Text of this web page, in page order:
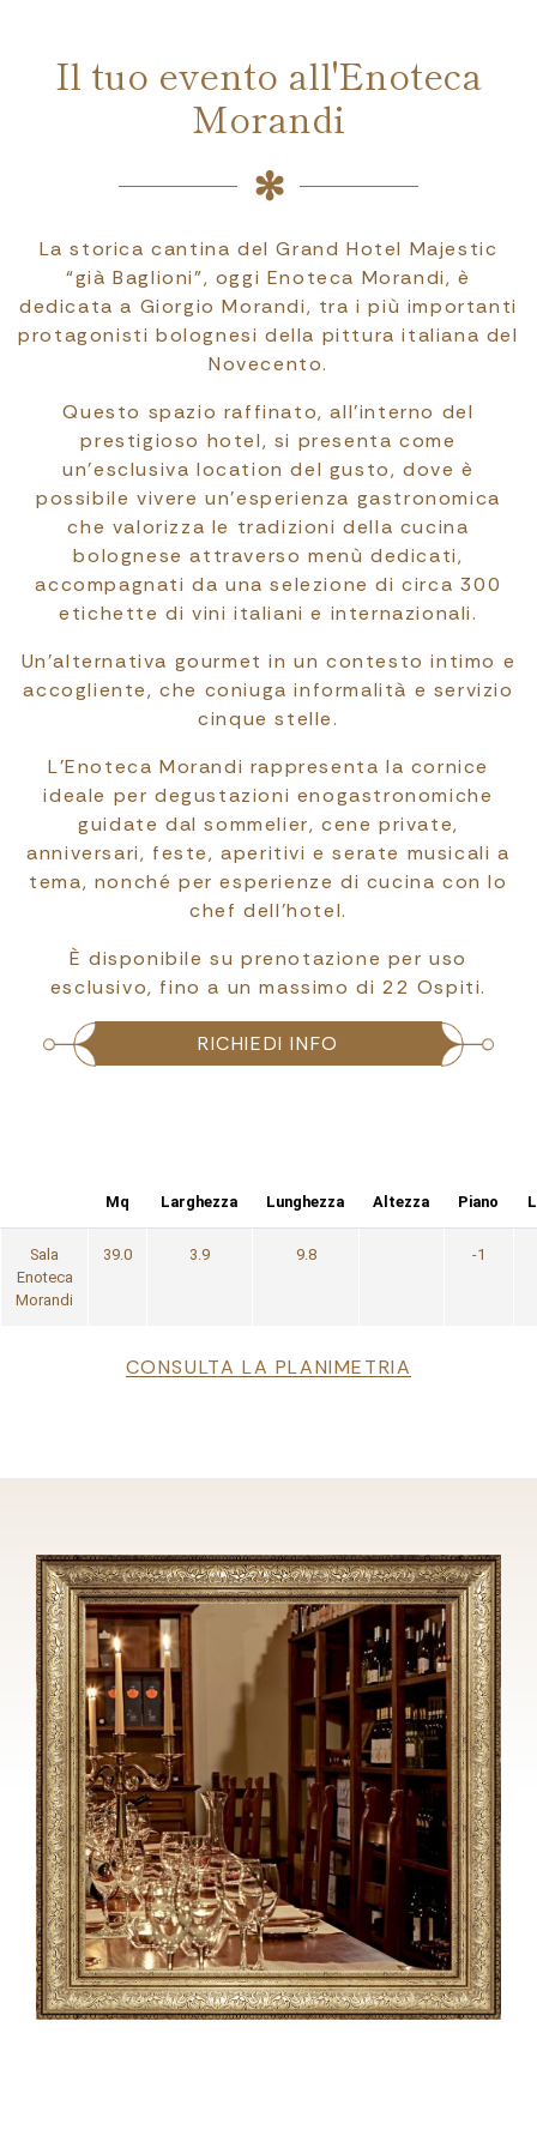
Il tuo evento all'Enoteca
Morandi
La storica cantina del Grand Hotel Majestic
“già Baglioni”, oggi Enoteca Morandi, è
dedicata a Giorgio Morandi, tra i più importanti
protagonisti bolognesi della pittura italiana del
Novecento.
Questo spazio raffinato, all’interno del
prestigioso hotel, si presenta come
un’esclusiva location del gusto, dove è
possibile vivere un’esperienza gastronomica
che valorizza le tradizioni della cucina
bolognese attraverso menù dedicati,
accompagnati da una selezione di circa 300
etichette di vini italiani e internazionali.
Un’alternativa gourmet in un contesto intimo e
accogliente, che coniuga informalità e servizio
cinque stelle.
L’Enoteca Morandi rappresenta la cornice
ideale per degustazioni enogastronomiche
guidate dal sommelier, cene private,
anniversari, feste, aperitivi e serate musicali a
tema, nonché per esperienze di cucina con lo
chef dell’hotel.
È disponibile su prenotazione per uso
esclusivo, fino a un massimo di 22 Ospiti.
RICHIEDI INFO
Mq Larghezza Lunghezza Altezza Piano
Sala
Enoteca
Morandi
39.0 3.9 9.8 -1
CONSULTA LA PLANIMETRIA